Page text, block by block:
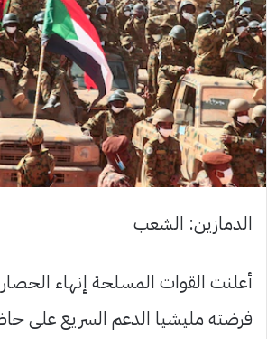
الدمازين: الشعب
أعلنت القوات المسلحة إنهاء
فرضته مليشيا الدعم السريع على